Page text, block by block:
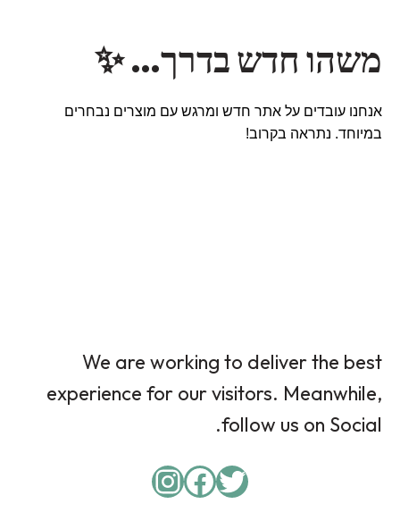
משהו חדש בדרך… ✨
אנחנו עובדים על אתר חדש ומרגש עם מוצרים נבחרים
במיוחד. נתראה בקרוב!
We are working to deliver the best
experience for our visitors. Meanwhile,
follow us on Social.
Twitter
Facebook
Instagram